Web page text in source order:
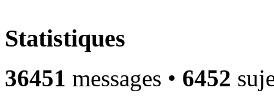
Statistiques
36451 messages • 6452